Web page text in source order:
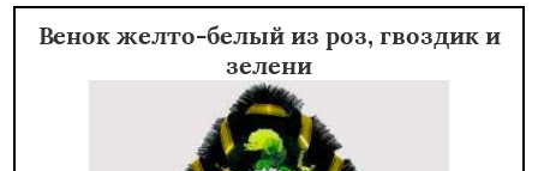
Венок желто-белый из роз, гвоздик и
зелени